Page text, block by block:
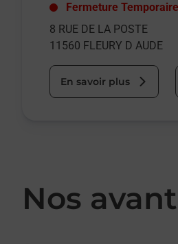
Fermeture Temporaire
8 RUE DE LA POSTE
11560 FLEURY D AUDE
En savoir plus
Nos